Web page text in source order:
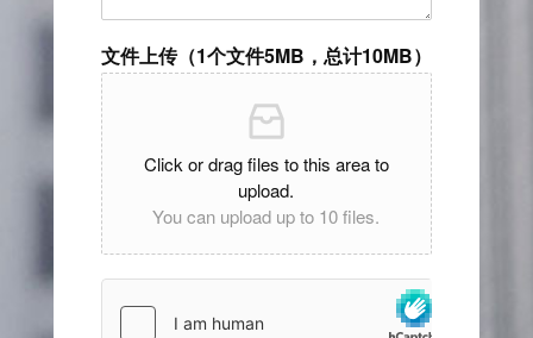
文件上传（1个文件5MB，总计10MB）
Click or drag files to this area to
upload.
You can upload up to 10 files.